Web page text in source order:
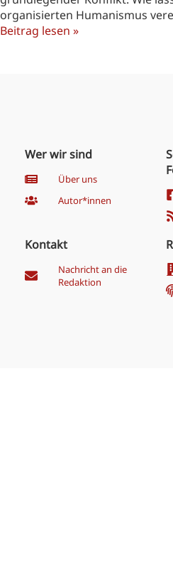
organisierten Humanismus
Beitrag lesen »
Wer wir sind
Über uns
Autor*innen
Kontakt
Nachricht an die
Redaktion